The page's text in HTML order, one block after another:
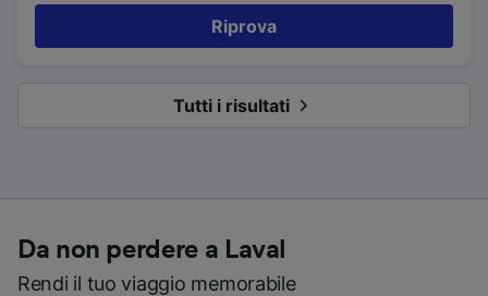
Riprova
Tutti i risultati
Da non perdere a Laval
Rendi il tuo viaggio memorabile